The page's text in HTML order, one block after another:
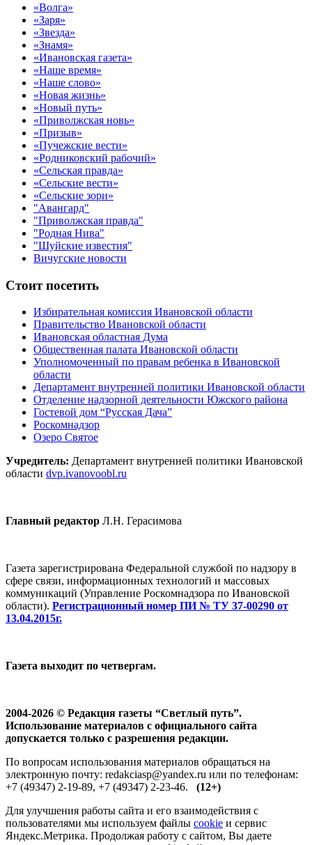
«Волга»
«Заря»
«Звезда»
«Знамя»
«Ивановская газета»
«Наше время»
«Наше слово»
«Новая жизнь»
«Новый путь»
«Приволжская новь»
«Призыв»
«Пучежские вести»
«Родниковский рабочий»
«Сельская правда»
«Сельские вести»
«Сельские зори»
"Авангард"
"Приволжская правда"
"Родная Нива"
"Шуйские известия"
Вичугские новости
Стоит посетить
Избирательная комиссия Ивановской области
Правительство Ивановской области
Ивановская областная Дума
Общественная палата Ивановской области
Уполномоченный по правам ребенка в Ивановской
области
Департамент внутренней политики Ивановской области
Отделение надзорной деятельности Южского района
Гостевой дом “Русская Дача”
Роскомнадзор
Озеро Святое
Учредитель: Департамент внутренней политики Ивановской
области dvp.ivanovoobl.ru
Главный редактор Л.Н. Герасимова
Газета зарегистрирована Федеральной службой по надзору в
сфере связи, информационных технологий и массовых
коммуникаций (Управление Роскомнадзора по Ивановской
области). Регистрационный номер ПИ № ТУ 37-00290 от
13.04.2015г.
Газета выходит по четвергам.
2004-2026 © Редакция газеты “Светлый путь”.
Использование материалов с официального сайта
допускается только с разрешения редакции.
По вопросам использования материалов обращаться на
электронную почту: redakciasp@yandex.ru или по телефонам:
+7 (49347) 2-19-89, +7 (49347) 2-23-46. (12+)
Для улучшения работы сайта и его взаимодействия с
пользователями мы используем файлы cookie и сервис
Яндекс.Метрика. Продолжая работу с сайтом, Вы даете